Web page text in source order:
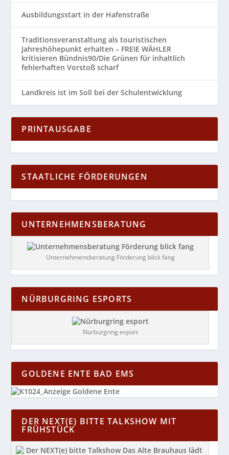
Ausbildungsstart in der Hafenstraße
Traditionsveranstaltung als touristischen
Jahreshöhepunkt erhalten – FREIE WÄHLER
kritisieren Bündnis90/Die Grünen für inhaltlich
fehlerhaften Vorstoß scharf
Landkreis ist im Soll bei der Schulentwicklung
PRINTAUSGABE
STAATLICHE FÖRDERUNGEN
UNTERNEHMENSBERATUNG
Unternehmensberatung Förderung blick fang
NÜRBURGRING ESPORTS
Nürburgring esport
GOLDENE ENTE BAD EMS
DER NEXT(E) BITTE TALKSHOW MIT
FRÜHSTÜCK